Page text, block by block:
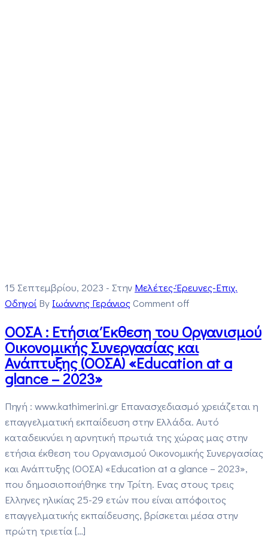
15 Σεπτεμβρίου, 2023 - Στην Μελέτες-Έρευνες-Επιχ.
Οδηγοί By Ιωάννης ΓεράνιοςComment off
ΟΟΣΑ : Ετήσια Έκθεση του Οργανισμού
Οικονομικής Συνεργασίας και
Ανάπτυξης (ΟΟΣΑ) «Education at a
glance – 2023»
Πηγή : www.kathimerini.gr Επανασχεδιασμό χρειάζεται η
επαγγελματική εκπαίδευση στην Ελλάδα. Αυτό
καταδεικνύει η αρνητική πρωτιά της χώρας μας στην
ετήσια έκθεση του Οργανισμού Οικονομικής Συνεργασίας
και Ανάπτυξης (ΟΟΣΑ) «Education at a glance – 2023»,
που δημοσιοποιήθηκε την Τρίτη. Ενας στους τρεις
Ελληνες ηλικίας 25-29 ετών που είναι απόφοιτος
επαγγελματικής εκπαίδευσης, βρίσκεται μέσα στην
πρώτη τριετία […]